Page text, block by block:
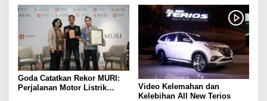
Goda Catatkan Rekor MURI:
Perjalanan Motor Listrik
Video Kelemahan dan
Kelebihan All New Terios